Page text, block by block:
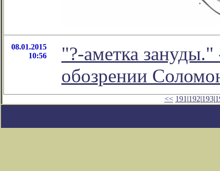
08.01.2015
10:56
"?-аметка
обозрении
<< 191 |192|193|